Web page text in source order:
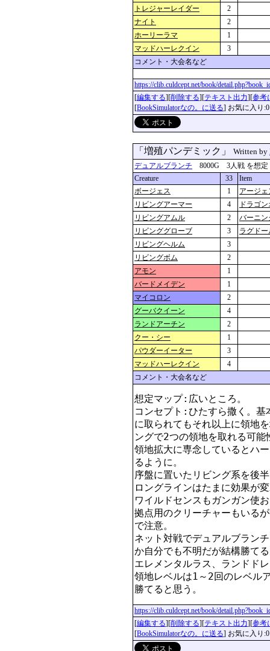
トレジャーレイダー
2
ナイト
2
ホーリーラマ
1
マッドハーレクイン
3
コメント・大会名など
https://clib.culdcept.net/book/
[編集する][削除する][テキスト出力][参考
[BookSimulatorなの。に送る] お気に入り:0
「増殖パンデミック」 Written by
デュアルブランチ 8000G 3人戦 を想定
Creature
33
Item
ボージェス
1
アージ
リビングアーマー
4
ドラゴ
リビングアムル
2
バーニン
リビンググローブ
3
ラグドー
リビングヘルム
3
リビングボム
2
アモン
1
バードメイデン
1
マイコロン
2
グーバクイーン
4
ランドアーチン
2
クー・シー
1
パウダーイーター
3
マッドハーレクイン
4
コメント・大会名など
想定マップ:広いところ。
コンセプト:ひたすら撒く。基
に取られてもそれ以上に領地
ングで2つの領地を取れる可能
領地拡大に専念しているとハ
るように。
序盤に置いたリビング系を後
ロングラインはたまに効果が
ワイルドセンスもガンガン使
拠点用のクリーチャーもいる
で注意。
ネット対戦でデュアルブラン
か自分でも不明だが結構勝て
エレメンタルラス、ランドド
領地レベルは1～2回のレベル
https://clib.culdcept.net/book/
[編集する][削除する][テキスト出力][参考
[BookSimulatorなの。に送る] お気に入り:0